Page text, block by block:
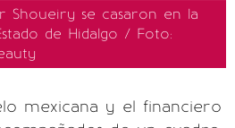
Shoueiry se casaron en la
de Hidalgo / Foto:
mexicana y el financiero